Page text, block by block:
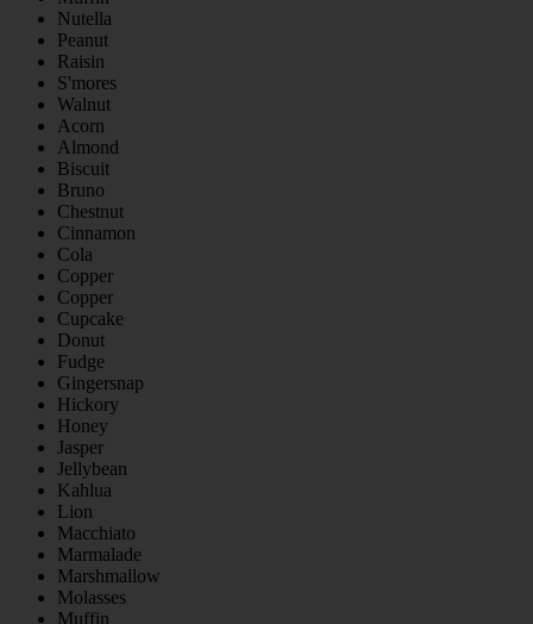
Nutella
Peanut
Raisin
S'mores
Walnut
Acorn
Almond
Biscuit
Bruno
Chestnut
Cinnamon
Cola
Copper
Copper
Cupcake
Donut
Fudge
Gingersnap
Hickory
Honey
Jasper
Jellybean
Kahlua
Lion
Macchiato
Marmalade
Marshmallow
Molasses
Muffin